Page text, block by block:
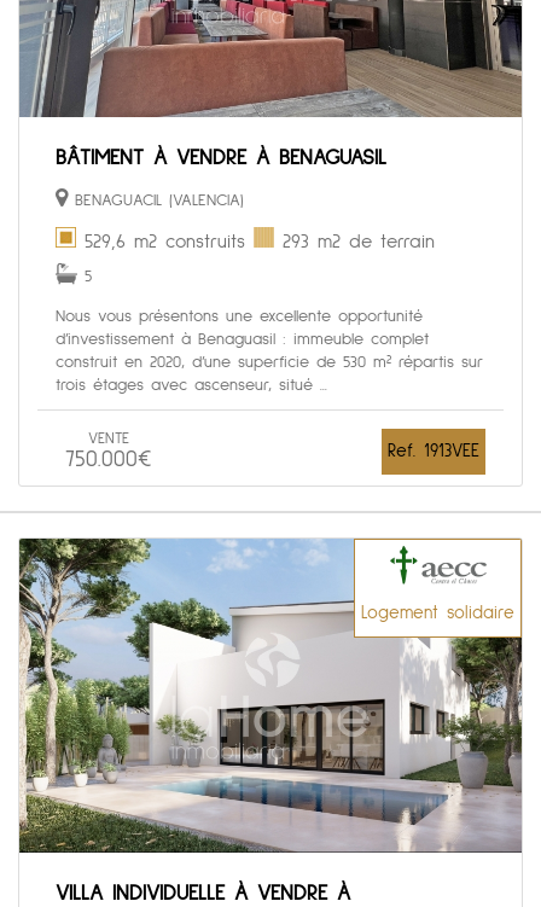
BÂTIMENT À VENDRE À BENAGUASIL
BENAGUACIL (VALENCIA)
529,6 m2 construits 293 m2 de terrain
5
Nous vous présentons une excellente opportunité
d’investissement à Benaguasil : immeuble complet
construit en 2020, d’une superficie de 530 m² répartis sur
trois étages avec ascenseur, situé ...
VENTE
750.000€ Ref. 1913VEE
Logement solidaire
VILLA INDIVIDUELLE À VENDRE À